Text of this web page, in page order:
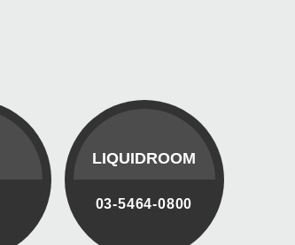
LIQUIDROOM
03-5464-0800